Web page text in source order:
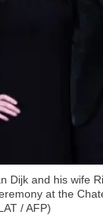
Dijk and his wife
at the
/ AFP)